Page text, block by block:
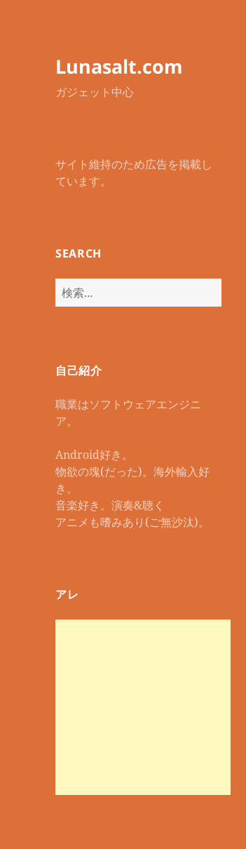
Lunasalt.com
ガジェット中心
サイト維持のため広告を掲載し
ています。
SEARCH
検
索:
自己紹介
職業はソフトウェアエンジニ
ア。
Android好き。
物欲の塊(だった)。海外輸入好
き。
音楽好き。演奏&聴く
アニメも嗜みあり(ご無沙汰)。
アレ